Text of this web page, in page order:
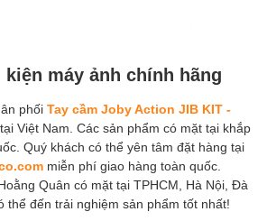
kiện máy ảnh chính hãng
phối Tay cầm Joby Action JIB KIT -
Việt Nam. Các sản phẩm có mặt tại khắp
Quý khách có thể yên tâm đặt hàng tại
miễn phí giao hàng toàn quốc.
Quân có mặt tại TPHCM, Hà Nội, Đà
thể đến trải nghiệm sản phẩm tốt nhất!